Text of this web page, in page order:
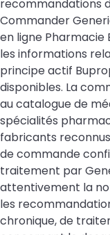
recommandations
Commander
en ligne Pharmacie
les informations
principe actif
disponibles. La
au catalogue de
spécialités
fabricants
de commande
traitement par
attentivement la
les
chronique, de